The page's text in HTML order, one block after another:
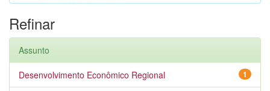
Refinar
Assunto
1
Desenvolvimento Econômico Regional